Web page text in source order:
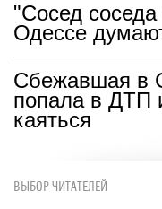
"Сосед
Одессе
Сбежавшая
попала в ДТП
каяться
ВЫБОР ЧИТАТЕЛЕЙ